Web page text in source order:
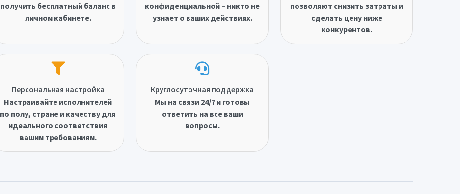
получить бесплатный баланс в
личном кабинете.
конфиденциальной – никто не
узнает о ваших действиях.
позволяют снизить затраты и
сделать цену ниже
конкурентов.
Персональная настройка
Настраивайте исполнителей
по полу, стране и качеству для
идеального соответствия
вашим требованиям.
Круглосуточная поддержка
Мы на связи 24/7 и готовы
ответить на все ваши
вопросы.